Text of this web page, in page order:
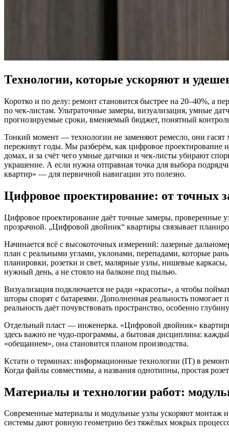
Технологии, которые ускоряют и
Коротко и по делу: ремонт становится быстрее на 20–40%, а
по чек-листам. Ультраточные замеры, визуализация, умные
прогнозируемые сроки, вменяемый бюджет, понятный
Тонкий момент — технологии не заменяют ремесло, они гасят
переживут годы. Мы разберём, как цифровое проектирование
домах, и за счёт чего умные датчики и чек-листы убирают
украшение. А если нужна отправная точка для выбора
квартир» — для первичной навигации это полезно.
Цифровое проектирование: от точных
Цифровое проектирование даёт точные замеры, проверенные
прозрачной. „Цифровой двойник“ квартиры связывает
Начинается всё с высокоточных измерений: лазерные
план с реальными углами, уклонами, перепадами, которые
планировки, розетки и свет, малярные узлы, нишевые
нужный день, а не стояло на балконе под пылью.
Визуализация подключается не ради «красоты», а чтобы
шторы спорят с батареями. Дополненная реальность
реальность даёт почувствовать пространство, особенно
Отдельный пласт — инженерка. «Цифровой двойник»
здесь важно не чудо-программы, а бытовая дисциплина:
«обещанием», она становится планом производства.
Кстати о терминах: информационные технологии (IT) в
Когда файлы совместимы, а названия однотипны, простая
Материалы и технологии работ:
Современные материалы и модульные узлы ускоряют монтаж
системы дают ровную геометрию без тяжёлых мокрых